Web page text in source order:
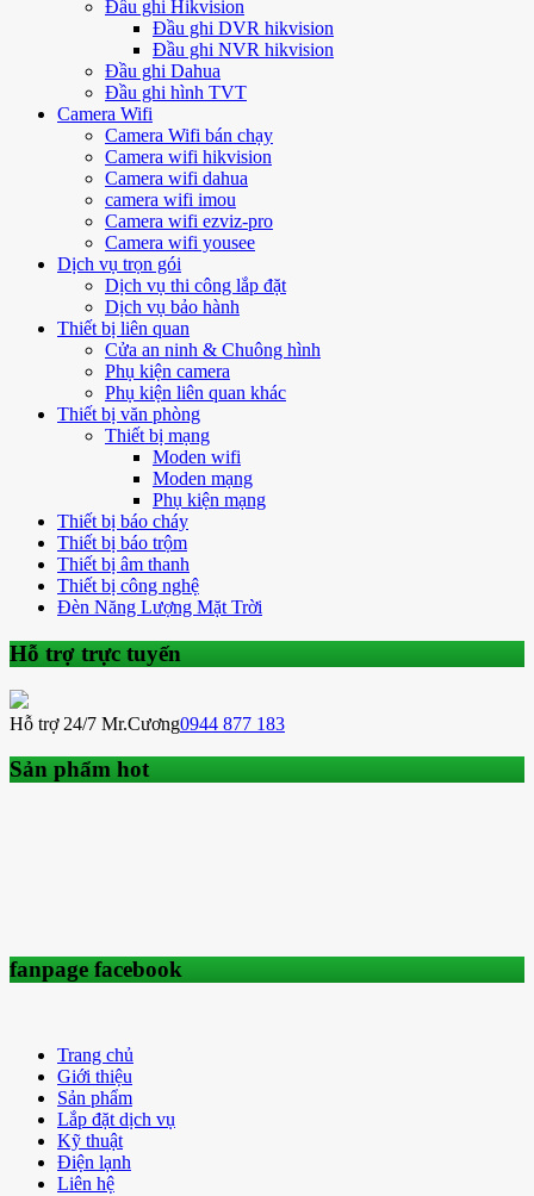
Đầu ghi Hikvision
Đầu ghi DVR hikvision
Đầu ghi NVR hikvision
Đầu ghi Dahua
Đầu ghi hình TVT
Camera Wifi
Camera Wifi bán chạy
Camera wifi hikvision
Camera wifi dahua
camera wifi imou
Camera wifi ezviz-pro
Camera wifi yousee
Dịch vụ trọn gói
Dịch vụ thi công lắp đặt
Dịch vụ bảo hành
Thiết bị liên quan
Cửa an ninh & Chuông hình
Phụ kiện camera
Phụ kiện liên quan khác
Thiết bị văn phòng
Thiết bị mạng
Moden wifi
Moden mạng
Phụ kiện mạng
Thiết bị báo cháy
Thiết bị báo trộm
Thiết bị âm thanh
Thiết bị công nghệ
Đèn Năng Lượng Mặt Trời
Hỗ trợ trực tuyến
Hỗ trợ 24/7 Mr.Cương0944 877 183
Sản phẩm hot
fanpage facebook
Trang chủ
Giới thiệu
Sản phẩm
Lắp đặt dịch vụ
Kỹ thuật
Điện lạnh
Liên hệ